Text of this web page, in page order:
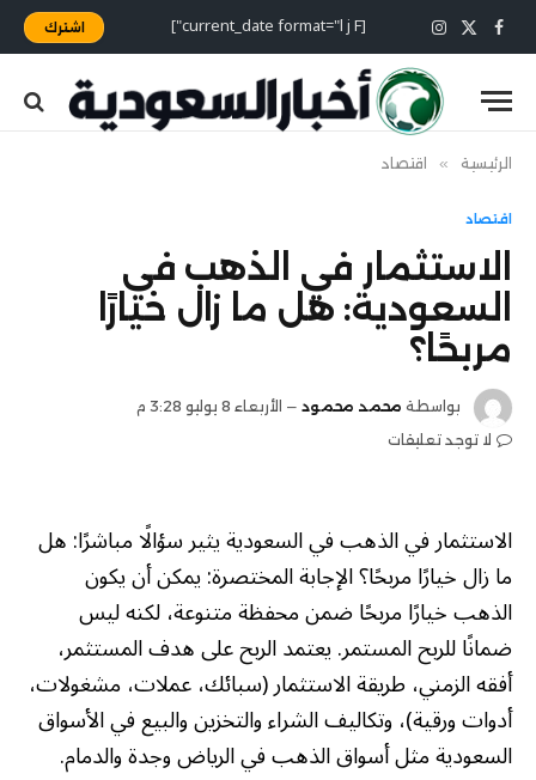
فيسبوك
X
(Twitter)
الانستغرام [current_date format="l j F"] اشترك
الرئيسية » اقتصاد
اقتصاد
الاستثمار في الذهب في
السعودية: هل ما زال خيارًا
مربحًا؟
بواسطة محمد محمود
الأربعاء 8 يوليو 3:28 م
لا توجد تعليقات
الاستثمار في الذهب في السعودية يثير سؤالًا مباشرًا: هل
ما زال خيارًا مربحًا؟ الإجابة المختصرة: يمكن أن يكون
الذهب خيارًا مربحًا ضمن محفظة متنوعة، لكنه ليس
ضمانًا للربح المستمر. يعتمد الربح على هدف المستثمر،
أفقه الزمني، طريقة الاستثمار (سبائك، عملات، مشغولات،
أدوات ورقية)، وتكاليف الشراء والتخزين والبيع في الأسواق
السعودية مثل أسواق الذهب في الرياض وجدة والدمام.